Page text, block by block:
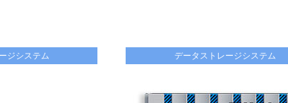
ジシステム データストレージシステム